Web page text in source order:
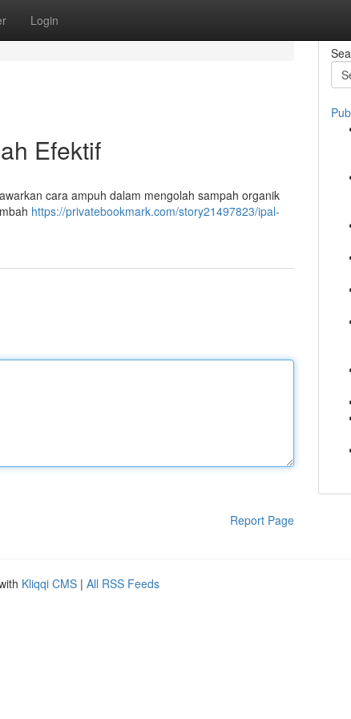
Login
Efektif
cara ampuh dalam mengolah sampah organik
https://privatebookmark.com/story21497823/ipal-
Report Page
Kliqqi CMS | All RSS Feeds